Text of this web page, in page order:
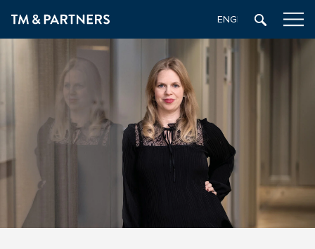
ENGELSKA